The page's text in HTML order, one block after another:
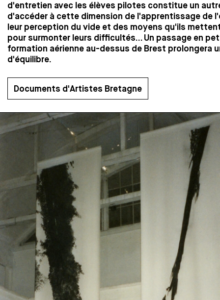
d'entretien avec les élèves pilotes constitue un
d'accéder à cette dimension de l'apprentissage de
leur perception du vide et des moyens qu'ils
pour surmonter leurs difficultés... Un passage en
formation aérienne au-dessus de Brest prolongera
d'équilibre.
Documents d'Artistes Bretagne